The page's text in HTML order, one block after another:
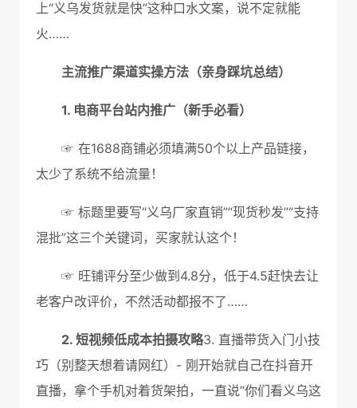
上“义乌发货就是快”这种口水文案，说不定就能
火……
主流推广渠道实操方法（亲身踩坑总结）
1. 电商平台站内推广（新手必看）
☞ 在1688商铺必须填满50个以上产品链接，
太少了系统不给流量！
☞ 标题里要写“义乌厂家直销”“现货秒发”“支持
混批”这三个关键词，买家就认这个！
☞ 旺铺评分至少做到4.8分，低于4.5赶快去让
老客户改评价，不然活动都报不了……
2. 短视频低成本拍摄攻略3. 直播带货入门小技
巧（别整天想着请网红）- 刚开始就自己在抖音开
直播，拿个手机对着货架拍，一直说“你们看义乌这